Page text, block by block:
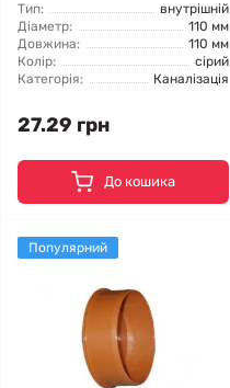
Тип:
внутрішній
Діаметр:
110 мм
Довжина:
110 мм
Колір:
сірий
Категорія:
Каналізація
27.29 грн
До кошика
Популярний